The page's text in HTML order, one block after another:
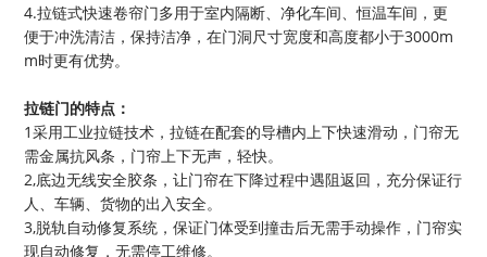
4.拉链式快速卷帘门多用于室内隔断、净化车间、恒温车间，更
便于冲洗清洁，保持洁净，在门洞尺寸宽度和高度都小于3000m
m时更有优势。
拉链门的特点：
1采用工业拉链技术，拉链在配套的导槽内上下快速滑动，门帘无
需金属抗风条，门帘上下无声，轻快。
2,底边无线安全胶条，让门帘在下降过程中遇阻返回，充分保证行
人、车辆、货物的出入安全。
3,脱轨自动修复系统，保证门体受到撞击后无需手动操作，门帘实
现自动修复，无需停工维修。